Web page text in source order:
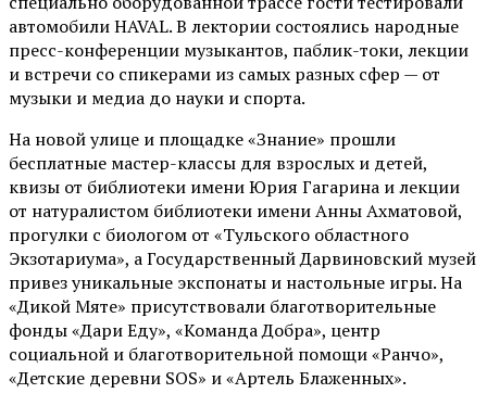
автомобили HAVAL. В лектории состоялись народные
пресс-конференции музыкантов, паблик-токи, лекции
и встречи со спикерами из самых разных сфер — от
музыки и медиа до науки и спорта.
На новой улице и площадке «Знание» прошли
бесплатные мастер-классы для взрослых и детей,
квизы от библиотеки имени Юрия Гагарина и лекции
от натуралистом библиотеки имени Анны Ахматовой,
прогулки с биологом от «Тульского областного
Экзотариума», а Государственный Дарвиновский музей
привез уникальные экспонаты и настольные игры. На
«Дикой Мяте» присутствовали благотворительные
фонды «Дари Еду», «Команда Добра», центр
социальной и благотворительной помощи «Ранчо»,
«Детские деревни SOS» и «Артель Блаженных».